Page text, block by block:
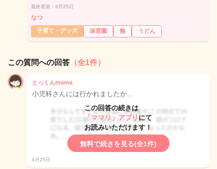
最終更新：6月25日
なつ
子育て・グッズ
保育園 熱 うどん
この質問への回答 （全1件）
とっくんmama
小児科さんには行かれましたか…
この回答の続きは
「ママリ」アプリ にて
お読みいただけます！
無料で続きを見る(全1件)
6月25日